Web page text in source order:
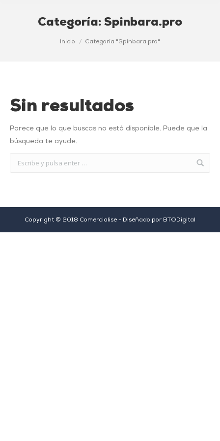
Categoría: Spinbara.pro
Inicio Categoría "Spinbara.pro"
Sin resultados
Parece que lo que buscas no está disponible. Puede que la
búsqueda te ayude.
Copyright © 2018 Comercialise - Diseñado por BTODigital